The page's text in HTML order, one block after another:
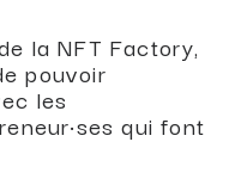
la NFT Factory,
pouvoir
les
qui font